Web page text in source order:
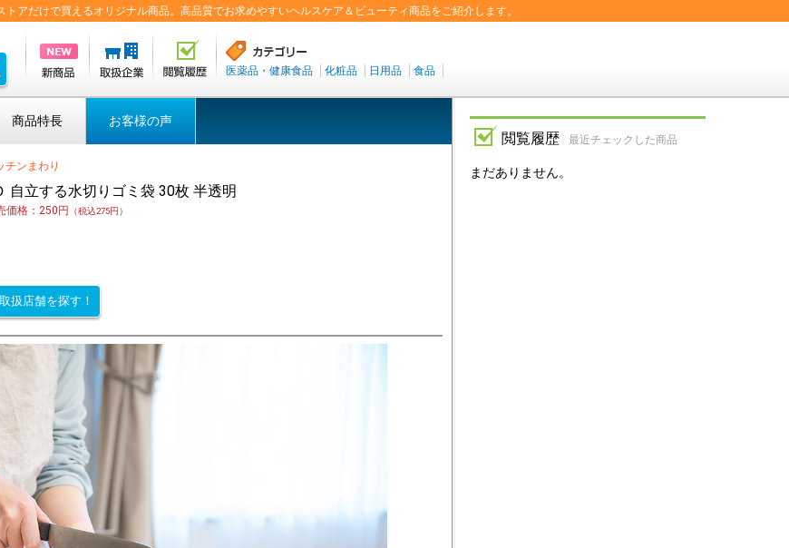
トアだけで買えるオリジナル商品。高品質でお求めやすいヘルスケア＆ビューティ商品をご紹介します。
医薬品・健康食品 化粧品 日用品 食品
閲覧履歴 最近チェックした商品
まだありません。
商品特長 お客様の声
チンまわり
自立する水切りゴミ袋 30枚 半透明
価格：250円 （税込275円）
取扱店舗を探す！